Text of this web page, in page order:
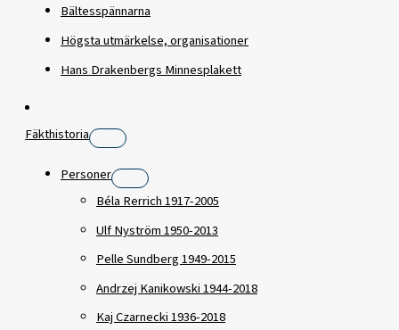
Bältesspännarna
Högsta utmärkelse, organisationer
Hans Drakenbergs Minnesplakett
Fäkthistoria
Personer
Béla Rerrich 1917-2005
Ulf Nyström 1950-2013
Pelle Sundberg 1949-2015
Andrzej Kanikowski 1944-2018
Kaj Czarnecki 1936-2018